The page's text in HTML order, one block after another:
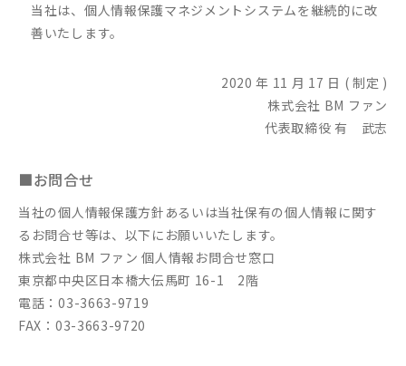
当社は、個人情報保護マネジメントシステムを継続的に改
善いたします。
2020 年 11 月 17 日 ( 制定 )
株式会社 BM ファン
代表取締役 有 武志
■お問合せ
当社の個人情報保護方針あるいは当社保有の個人情報に関す
るお問合せ等は、以下にお願いいたします。
株式会社 BM ファン 個人情報お問合せ窓口
東京都中央区日本橋大伝馬町 16-1 2階
電話：03-3663-9719
FAX：03-3663-9720